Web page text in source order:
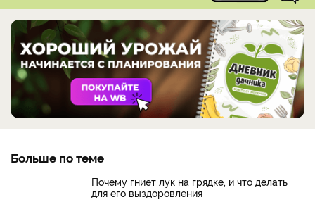
Больше по теме
Почему гниет лук на грядке, и что делать
для его выздоровления